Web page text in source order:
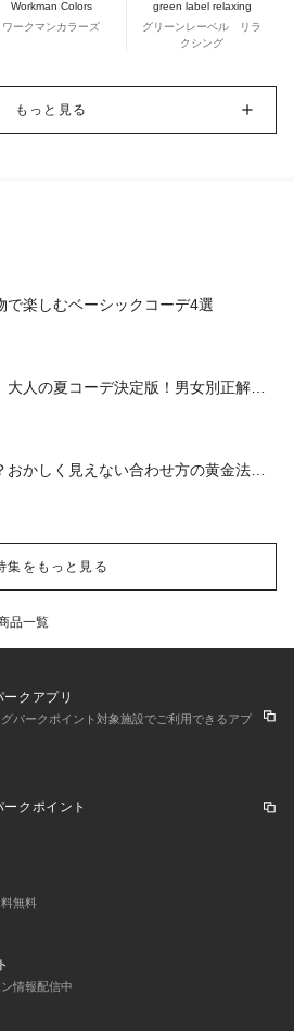
Workman Colors
ワークマンカラーズ
green label relaxing
グリーンレーベル リラ
クシング
もっと見る
で楽しむベーシックコーデ4選
大人の夏コーデ決定版！男女別正解ス
かしく見えない合わせ方の黄金法則
集をもっと見る
品一覧
クアプリ
パークポイント対象施設でご利用できるアプ
クポイント
無料
情報配信中